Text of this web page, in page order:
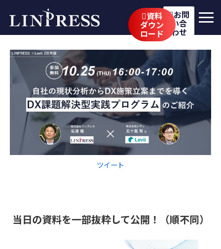
資料
ダウン
ロード
お問
い合
わせ
サービス
公開講座
イベント・セミナー
事例
ブログ
ツイート
当日の資料を一部抜粋して公開！（順不同）